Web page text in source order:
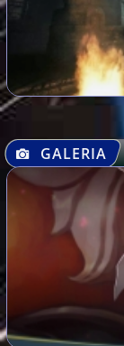
GALERIA